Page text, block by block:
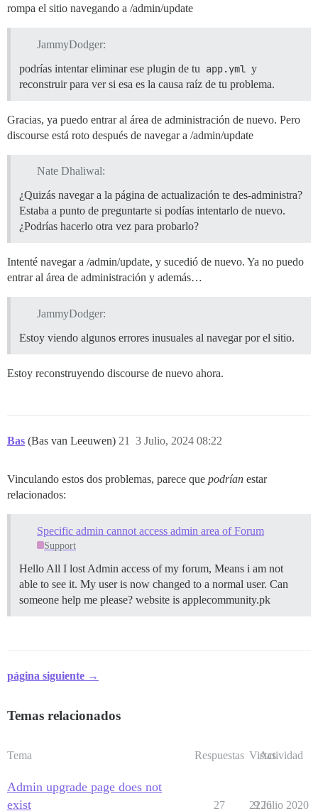
rompa el sitio navegando a /admin/update
JammyDodger:
podrías intentar eliminar ese plugin de tu app.yml y
reconstruir para ver si esa es la causa raíz de tu problema.
Gracias, ya puedo entrar al área de administración de nuevo. Pero
discourse está roto después de navegar a /admin/update
Nate Dhaliwal:
¿Quizás navegar a la página de actualización te des-administra?
Estaba a punto de preguntarte si podías intentarlo de nuevo.
¿Podrías hacerlo otra vez para probarlo?
Intenté navegar a /admin/update, y sucedió de nuevo. Ya no puedo
entrar al área de administración y además…
JammyDodger:
Estoy viendo algunos errores inusuales al navegar por el sitio.
Estoy reconstruyendo discourse de nuevo ahora.
Bas (Bas van Leeuwen) 3 Julio, 2024 08:22
21
Vinculando estos dos problemas, parece que podrían estar
relacionados:
Specific admin cannot access admin area of Forum
Support
Hello All I lost Admin access of my forum, Means i am not
able to see it. My user is now changed to a normal user. Can
someone help me please? website is applecommunity.pk
página siguiente →
Temas relacionados
Tema Respuestas Vistas
Actividad
Admin upgrade page does not
exist
27 2226
9 Julio 2020